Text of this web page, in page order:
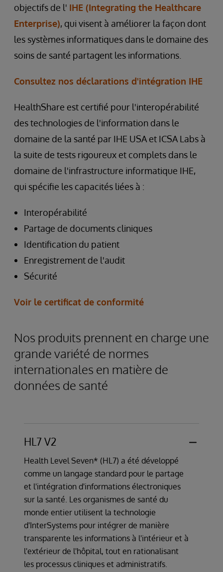
objectifs de l' IHE (Integrating the Healthcare
Enterprise), qui visent à améliorer la façon dont
les systèmes informatiques dans le domaine des
soins de santé partagent les informations.
Consultez nos déclarations d'intégration IHE
HealthShare est certifié pour l'interopérabilité
des technologies de l'information dans le
domaine de la santé par IHE USA et ICSA Labs à
la suite de tests rigoureux et complets dans le
domaine de l'infrastructure informatique IHE,
qui spécifie les capacités liées à :
Interopérabilité
Partage de documents cliniques
Identification du patient
Enregistrement de l'audit
Sécurité
Voir le certificat de conformité
Nos produits prennent en charge une
grande variété de normes
internationales en matière de
données de santé
HL7 V2
Health Level Seven* (HL7) a été développé
comme un langage standard pour le partage
et l'intégration d'informations électroniques
sur la santé. Les organismes de santé du
monde entier utilisent la technologie
d'InterSystems pour intégrer de manière
transparente les informations à l'intérieur et à
l'extérieur de l'hôpital, tout en rationalisant
les processus cliniques et administratifs.